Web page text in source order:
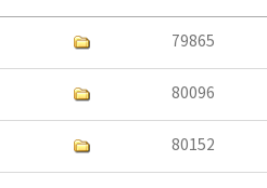
79865
80096
80152